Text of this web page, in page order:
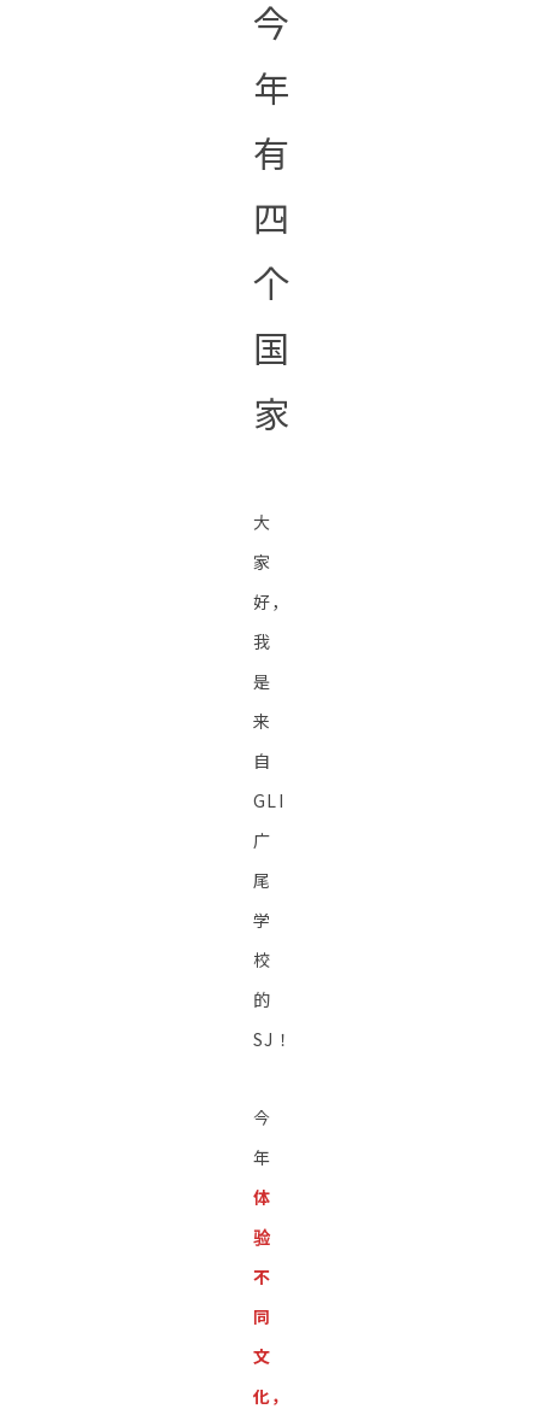
今
年
有
四
个
国
家
大
家
好，
我
是
来
自
GLI
广
尾
学
校
的
SJ！
今
年
体
验
不
同
文
化，